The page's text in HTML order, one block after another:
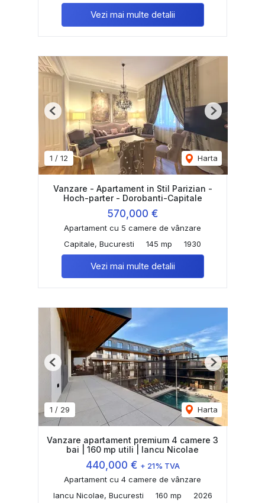
Vezi mai multe detalii
1 / 12 Harta
Previous Next
Vanzare - Apartament in Stil Parizian -
Hoch-parter - Dorobanti-Capitale
570,000 €
Apartament cu 5 camere de vânzare
Capitale, Bucuresti
145 mp 1930
Vezi mai multe detalii
1 / 29 Harta
Previous Next
Vanzare apartament premium 4 camere 3
bai | 160 mp utili | Iancu Nicolae
440,000 € + 21% TVA
Apartament cu 4 camere de vânzare
Iancu Nicolae, Bucuresti
160 mp 2026